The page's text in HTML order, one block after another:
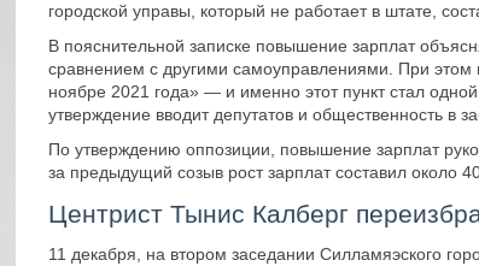
городской управы, который не работает в штате,
В пояснительной записке повышение зарплат
сравнением с другими самоуправлениями. При этом
ноябре 2021 года» — и именно этот пункт стал
утверждение вводит депутатов и общественность в
По утверждению оппозиции, повышение зарплат
за предыдущий созыв рост зарплат составил около
Центрист Тынис Калберг
11 декабря, на втором заседании Силламяэского